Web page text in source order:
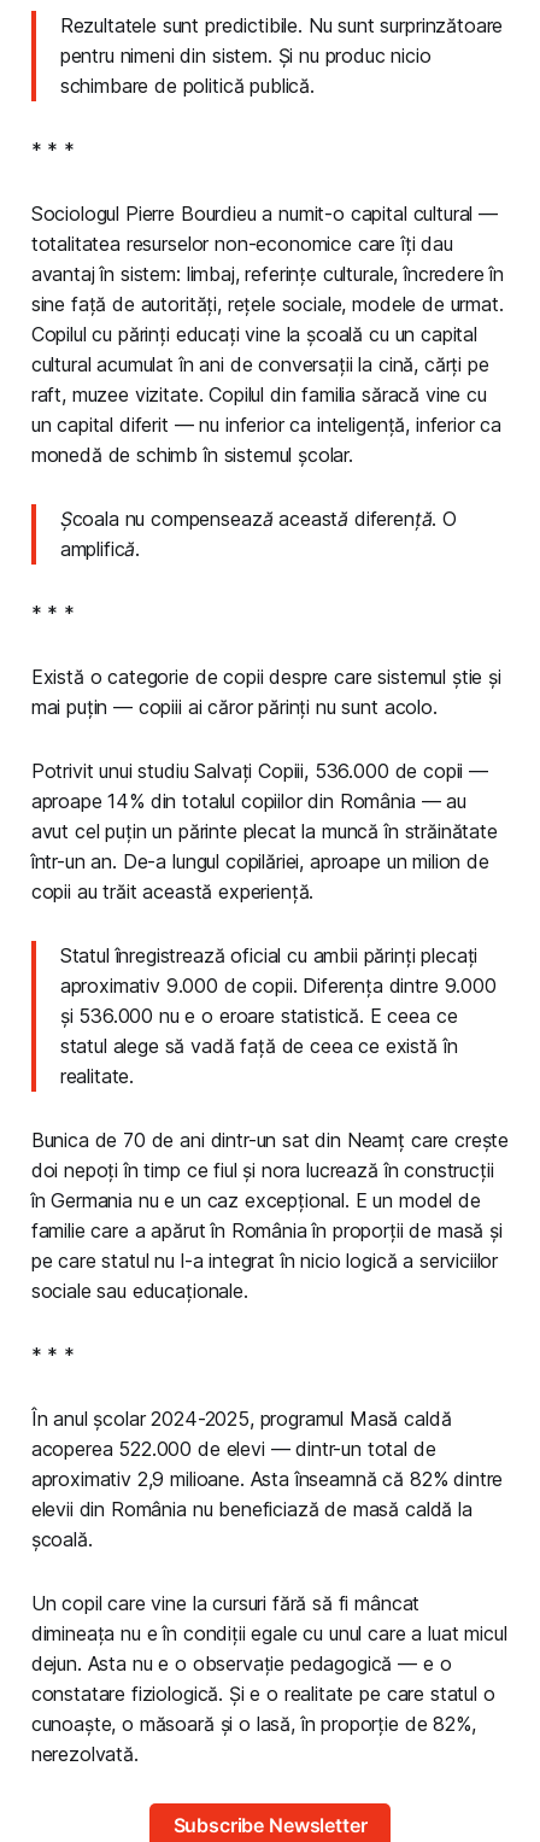
Rezultatele sunt predictibile. Nu sunt surprinzătoare
pentru nimeni din sistem. Și nu produc nicio
schimbare de politică publică.
* * *
Sociologul Pierre Bourdieu a numit-o capital cultural —
totalitatea resurselor non-economice care îți dau
avantaj în sistem: limbaj, referințe culturale, încredere în
sine față de autorități, rețele sociale, modele de urmat.
Copilul cu părinți educați vine la școală cu un capital
cultural acumulat în ani de conversații la cină, cărți pe
raft, muzee vizitate. Copilul din familia săracă vine cu
un capital diferit — nu inferior ca inteligență, inferior ca
monedă de schimb în sistemul școlar.
Școala nu compensează această diferență. O
amplifică.
* * *
Există o categorie de copii despre care sistemul știe și
mai puțin — copiii ai căror părinți nu sunt acolo.
Potrivit unui studiu Salvați Copiii, 536.000 de copii —
aproape 14% din totalul copiilor din România — au
avut cel puțin un părinte plecat la muncă în străinătate
într-un an. De-a lungul copilăriei, aproape un milion de
copii au trăit această experiență.
Statul înregistrează oficial cu ambii părinți plecați
aproximativ 9.000 de copii. Diferența dintre 9.000
și 536.000 nu e o eroare statistică. E ceea ce
statul alege să vadă față de ceea ce există în
realitate.
Bunica de 70 de ani dintr-un sat din Neamț care crește
doi nepoți în timp ce fiul și nora lucrează în construcții
în Germania nu e un caz excepțional. E un model de
familie care a apărut în România în proporții de masă și
pe care statul nu l-a integrat în nicio logică a serviciilor
sociale sau educaționale.
* * *
În anul școlar 2024-2025, programul Masă caldă
acoperea 522.000 de elevi — dintr-un total de
aproximativ 2,9 milioane. Asta înseamnă că 82% dintre
elevii din România nu beneficiază de masă caldă la
școală.
Un copil care vine la cursuri fără să fi mâncat
dimineața nu e în condiții egale cu unul care a luat micul
dejun. Asta nu e o observație pedagogică — e o
constatare fiziologică. Și e o realitate pe care statul o
cunoaște, o măsoară și o lasă, în proporție de 82%,
nerezolvată.
Subscribe Newsletter